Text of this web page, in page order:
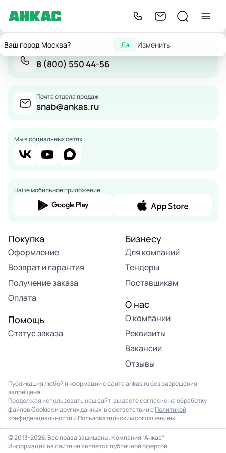
Ваш город Москва? Да Изменить
8 (800) 550 44-56
Почта отдела продаж
snab@ankas.ru
Мы в социальных сетях
Наше мобильное приложение
Покупка
Оформление
Возврат и гарантия
Получение заказа
Оплата
Помощь
Статус заказа
Бизнесу
Для компаний
Тендеры
Поставщикам
О нас
О компании
Реквизиты
Вакансии
Отзывы
Публикация любой информации с сайта ankas.ru без разрешения
запрещена.
Продолжая использовать наш сайт, вы даёте согласие на обработку
файлов Cookies и других данных, в соответствии с Политикой
конфиденциальности и Пользовательским соглашением.
© 2013-2026. Все права защищены. Компания “Анкас”
Информация на сайте не является публичной офертой